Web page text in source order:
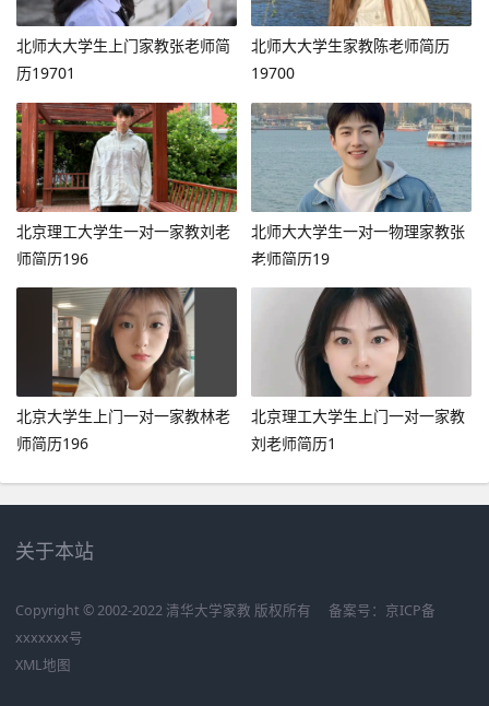
北师大大学生上门家教张老师简
历19701
北师大大学生家教陈老师简历
19700
北京理工大学生一对一家教刘老
师简历196
北师大大学生一对一物理家教张
老师简历19
北京大学生上门一对一家教林老
师简历196
北京理工大学生上门一对一家教
刘老师简历1
关于本站
Copyright © 2002-2022 清华大学家教 版权所有 备案号： 京ICP备
xxxxxxx号
XML地图